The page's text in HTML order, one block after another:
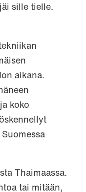
sille tielle.
aikana.
koko
Thaimaassa.
tai mitään,